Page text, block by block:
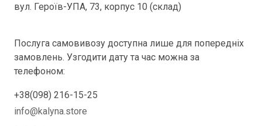
вул. Героїв-УПА, 73, корпус 10 (склад)
Послуга самовивозу доступна лише для попередніх
замовлень. Узгодити дату та час можна за
телефоном:
+38(098) 216-15-25
info@kalyna.store